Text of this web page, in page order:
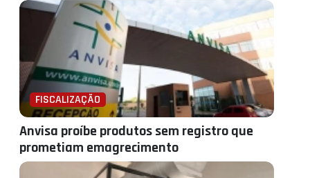
FISCALIZAÇÃO
Anvisa proíbe produtos sem registro que
prometiam emagrecimento